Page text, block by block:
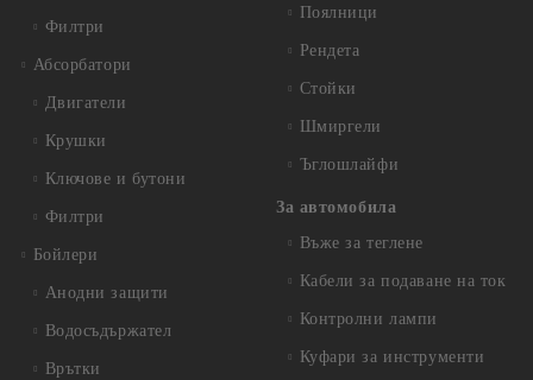
Филтри
Абсорбатори
Двигатели
Крушки
Ключове и бутони
Филтри
Бойлери
Анодни защити
Водосъдържател
Врътки
Поялници
Рендета
Стойки
Шмиргели
Ъглошлайфи
За автомобила
Въже за теглене
Кабели за подаване на ток
Контролни лампи
Куфари за инструменти